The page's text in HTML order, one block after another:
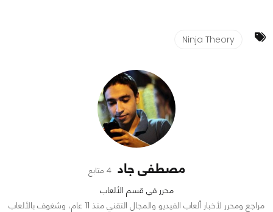
Ninja Theory
مصطفى جاد 4 متابع
محرر في قسم الألعاب
مراجع ومحرر لأخبار ألعاب الفيديو والمجال التقني منذ 11 عام، وشغوف بالألعاب